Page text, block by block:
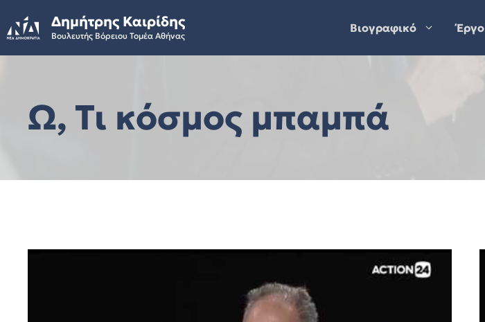
to
content
Δημήτρης Καιρίδης
Βουλευτής Βόρειου Τομέα Αθήνας
Βιογραφικό Έργο
Ω, Τι κόσμος μπαμπά